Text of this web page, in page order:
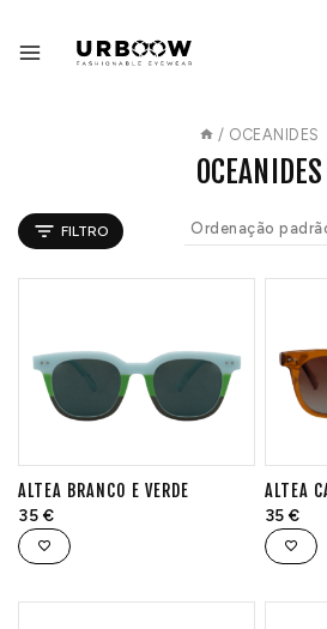
/ OCEANIDES
OCEANIDES
FILTRO
ALTEA BRANCO E VERDE
35 €
ALTEA
35 €